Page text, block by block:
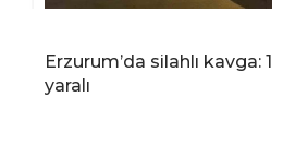
Erzurum’da silahlı kavga: 1
yaralı